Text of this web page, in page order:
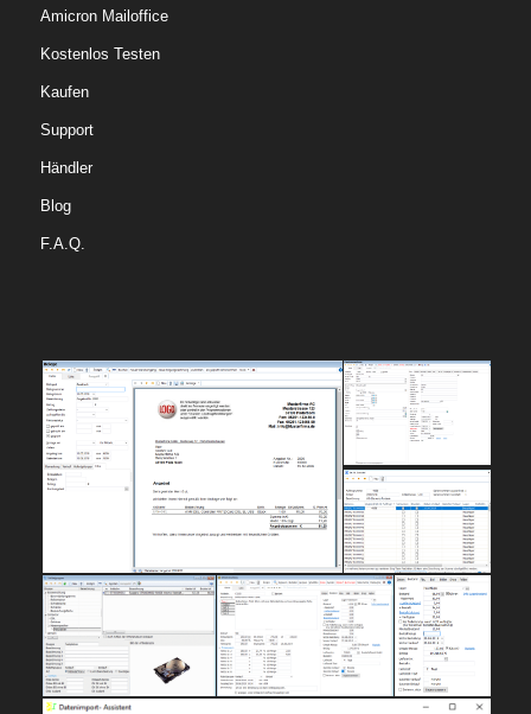
Amicron Mailoffice
Kostenlos Testen
Kaufen
Support
Händler
Blog
F.A.Q.